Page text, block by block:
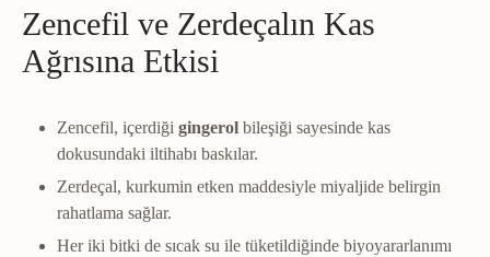
Zencefil ve Zerdeçalın Kas
Ağrısına Etkisi
Zencefil, içerdiği gingerol bileşiği sayesinde kas
dokusundaki iltihabı baskılar.
Zerdeçal, kurkumin etken maddesiyle miyaljide belirgin
rahatlama sağlar.
Her iki bitki de sıcak su ile tüketildiğinde biyoyararlanımı